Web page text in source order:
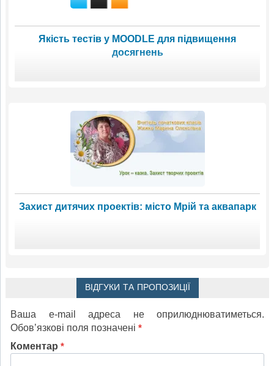
Якість тестів у MOODLE для підвищення
досягнень
Захист дитячих проектів: місто Мрій та аквапарк
ВІДГУКИ ТА ПРОПОЗИЦІЇ
Ваша e-mail адреса не оприлюднюватиметься.
Обов’язкові поля позначені *
Коментар *